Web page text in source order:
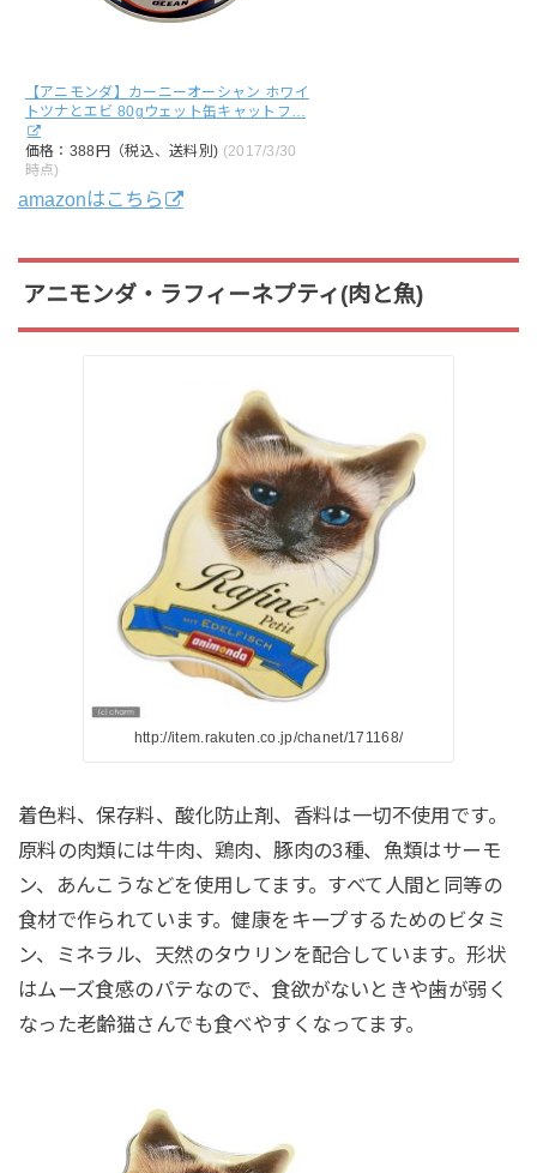
【アニモンダ】カーニーオーシャン ホワイ
トツナとエビ 80gウェット缶キャットフ…
価格：388円（税込、送料別) (2017/3/30
時点)
amazonはこちら
アニモンダ・ラフィーネプティ(肉と魚)
http://item.rakuten.co.jp/chanet/171168/
着色料、保存料、酸化防止剤、香料は一切不使用です。
原料の肉類には牛肉、鶏肉、豚肉の3種、魚類はサーモ
ン、あんこうなどを使用してます。すべて人間と同等の
食材で作られています。健康をキープするためのビタミ
ン、ミネラル、天然のタウリンを配合しています。形状
はムーズ食感のパテなので、食欲がないときや歯が弱く
なった老齢猫さんでも食べやすくなってます。